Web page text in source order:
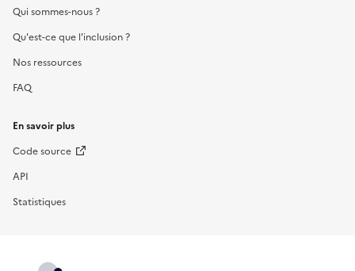
Qui sommes-nous ?
Qu'est-ce que l'inclusion ?
Nos ressources
FAQ
En savoir plus
Code source
API
Statistiques